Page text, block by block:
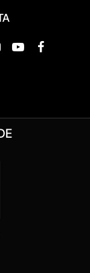
YouTubeFacebook